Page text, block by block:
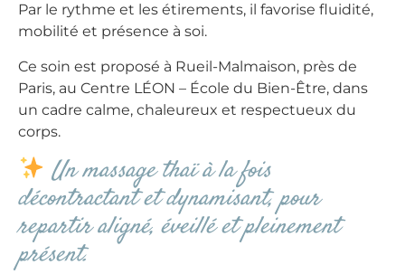
Par le rythme et les étirements, il favorise fluidité,
mobilité et présence à soi.
Ce soin est proposé à Rueil-Malmaison, près de
Paris, au Centre LÉON – École du Bien-Être, dans
un cadre calme, chaleureux et respectueux du
corps.
Un massage thaï à la fois
décontractant et dynamisant, pour
repartir aligné, éveillé et pleinement
présent.